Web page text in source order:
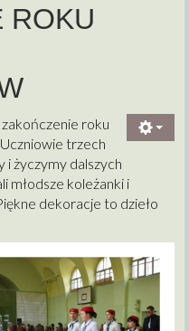
ROKU
roku
trzech
i życzymy dalszych
młodsze koleżanki i
dekoracje to dzieło